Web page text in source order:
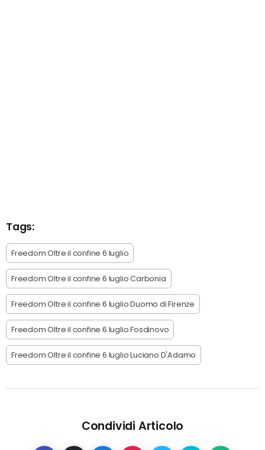
Tags:
Freedom Oltre il confine 6 luglio
Freedom Oltre il confine 6 luglio Carbonia
Freedom Oltre il confine 6 luglio Duomo di Firenze
Freedom Oltre il confine 6 luglio Fosdinovo
Freedom Oltre il confine 6 luglio Luciano D'Adamo
Condividi Articolo